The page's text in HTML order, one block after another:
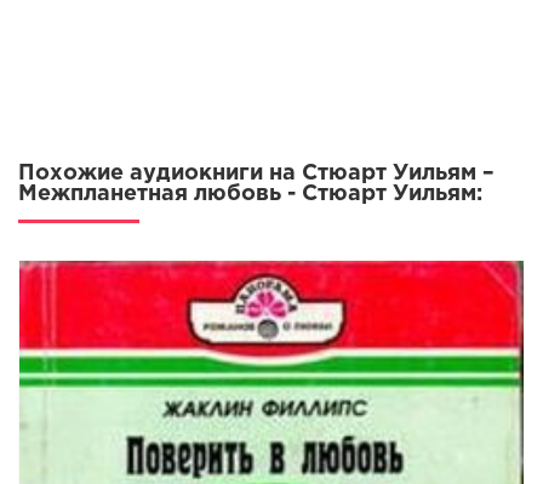
Похожие аудиокниги на Стюарт Уильям –
Межпланетная любовь - Стюарт Уильям: